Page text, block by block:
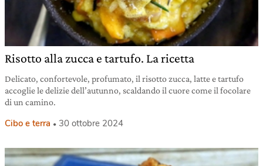
Risotto alla zucca e tartufo. La ricetta
Delicato, confortevole, profumato, il risotto zucca, latte e tartufo
accoglie le delizie dell’autunno, scaldando il cuore come il focolare
di un camino.
Cibo e terra 30 ottobre 2024